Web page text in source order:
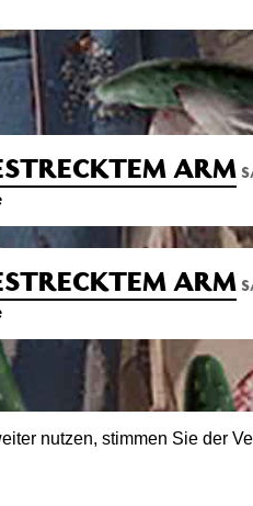
nutzen, stimmen Sie der
ARM
ARM